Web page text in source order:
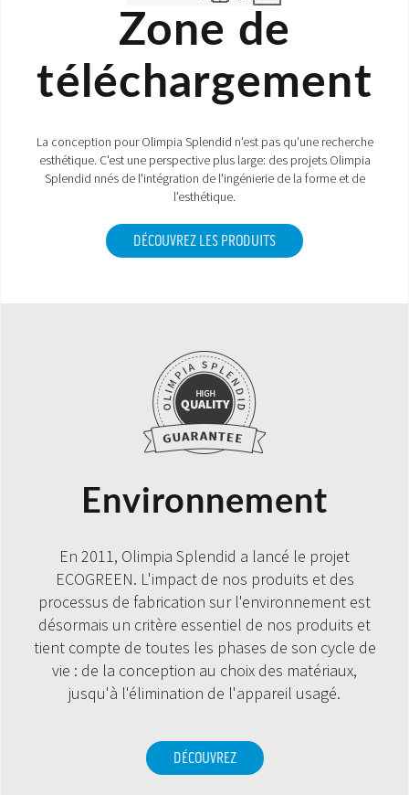
Zone de
téléchargement
La conception pour Olimpia Splendid n'est pas qu'une recherche
esthétique. C'est une perspective plus large: des projets Olimpia
Splendid nnés de l'intégration de l'ingénierie de la forme et de
l'esthétique.
DÉCOUVREZ LES PRODUITS
Environnement
En 2011, Olimpia Splendid a lancé le projet
ECOGREEN. L'impact de nos produits et des
processus de fabrication sur l'environnement est
désormais un critère essentiel de nos produits et
tient compte de toutes les phases de son cycle de
vie : de la conception au choix des matériaux,
jusqu'à l'élimination de l'appareil usagé.
DÉCOUVREZ